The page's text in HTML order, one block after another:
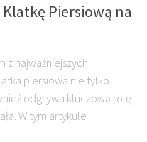
Piersiową na
z najważniejszych
piersiowa nie tylko
odgrywa kluczową rolę
W tym artykule